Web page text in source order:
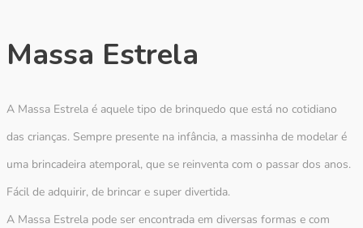
Massa Estrela
A Massa Estrela é aquele tipo de brinquedo que está no cotidiano
das crianças. Sempre presente na infância, a massinha de modelar é
uma brincadeira atemporal, que se reinventa com o passar dos anos.
Fácil de adquirir, de brincar e super divertida.
A Massa Estrela pode ser encontrada em diversas formas e com